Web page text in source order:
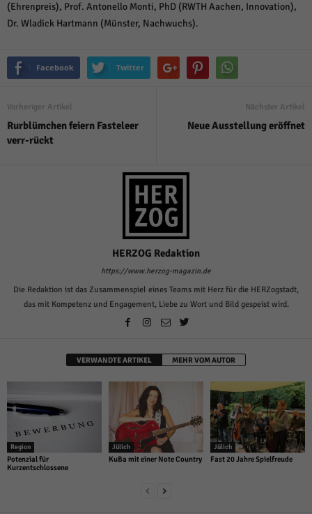
(Ehrenpreis), Prof. Antonello Monti, PhD (RWTH Aachen, Innovation),
Dr. Wladick Hartmann (Münster, Nachwuchs).
Facebook Twitter
Vorheriger Artikel
Rurblümchen feiern Fasteleer
verr-rückt
Nächster Artikel
Neue Ausstellung eröffnet
HERZOG Redaktion
https://www.herzog-magazin.de
Die Redaktion ist das Zusammenspiel eines Teams mit Herz für die HERZogstadt,
das mit Kompetenz und Engagement, Liebe zu Wort und Bild gespeist wird.
VERWANDTE ARTIKEL MEHR VOM AUTOR
Region
Potenzial für
Kurzentschlossene
Jülich
KuBa mit einer Note Country
Jülich
Fast 20 Jahre Spielfreude